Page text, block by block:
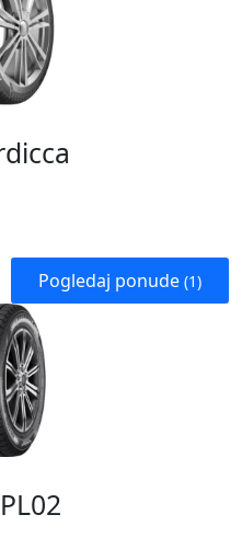
Pogledaj ponude (1)